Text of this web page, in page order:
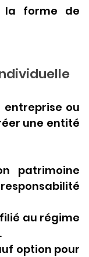
la forme de
entreprise ou
une entité
patrimoine
au régime
option pour